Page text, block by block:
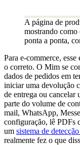
A página de
mostrando como
ponta a ponta,
Para e-commerce,
o correto. O Mim se
dados de pedidos em
iniciar uma devolução
de entrega ou cancelar
parte do volume de
mail, WhatsApp,
configuração, lê PDFs
um sistema de
realmente fez o que